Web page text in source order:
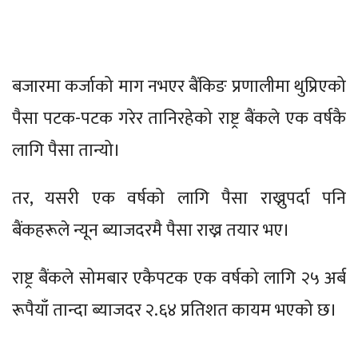
बजारमा कर्जाको माग नभएर बैंकिङ प्रणालीमा थुप्रिएको
पैसा पटक-पटक गरेर तानिरहेको राष्ट्र बैंकले एक वर्षकै
लागि पैसा तान्यो।
तर, यसरी एक वर्षको लागि पैसा राख्नुपर्दा पनि
बैंकहरूले न्यून ब्याजदरमै पैसा राख्न तयार भए।
राष्ट्र बैंकले सोमबार एकैपटक एक वर्षको लागि २५ अर्ब
रूपैयाँ तान्दा ब्याजदर २.६४ प्रतिशत कायम भएको छ।